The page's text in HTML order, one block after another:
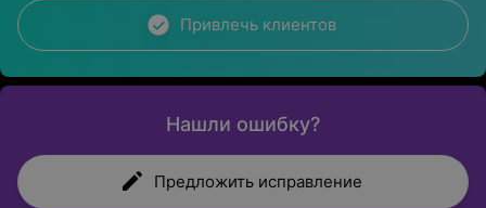
Привлечь клиентов
Нашли ошибку?
Предложить исправление